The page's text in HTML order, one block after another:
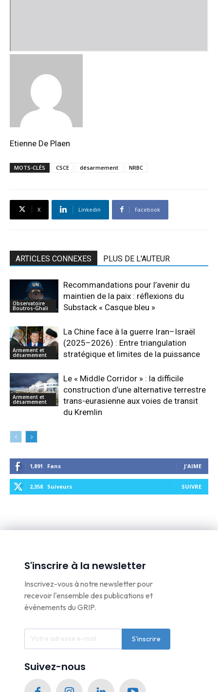
Etienne De Plaen
MOTS-CLÉS CSCE désarmement NRBC
X Linkedin Facebook
ARTICLES CONNEXES PLUS DE L'AUTEUR
Observatoire
Boutros-Ghali
Recommandations pour l’avenir du
maintien de la paix : réflexions du
Substack « Casque bleu »
Armement et
désarmement
La Chine face à la guerre Iran–Israël
(2025–2026) : Entre triangulation
stratégique et limites de la puissance
Armement et
désarmement
Le « Middle Corridor » : la difficile
construction d’une alternative terrestre
trans-eurasienne aux voies de transit
du Kremlin
1,891 Fans J'AIME
2,358 Suiveurs SUIVRE
S'inscrire à la newsletter
Inscrivez-vous à notre newsletter pour
recevoir l'ensemble des publications et
événements du GRIP.
S'inscrire
Suivez-nous